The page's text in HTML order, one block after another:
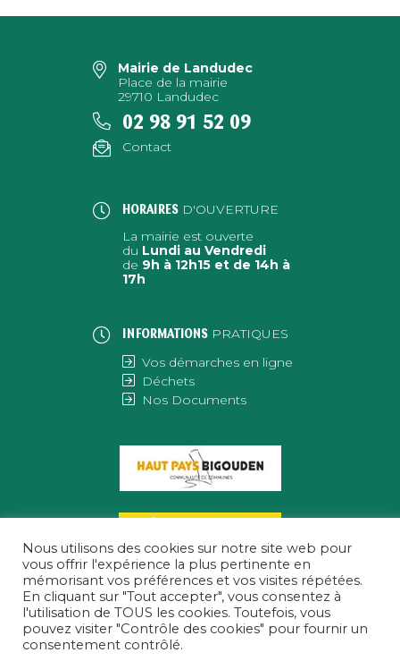
Mairie de Landudec
Place de la mairie
29710 Landudec
02 98 91 52 09
Contact
HORAIRES D'OUVERTURE
La mairie est ouverte
du Lundi au Vendredi
de 9h à 12h15 et de 14h à
17h
INFORMATIONS PRATIQUES
Vos démarches en ligne
Déchets
Nos Documents
Nous utilisons des cookies sur notre site web pour
vous offrir l'expérience la plus pertinente en
mémorisant vos préférences et vos visites répétées.
En cliquant sur "Tout accepter", vous consentez à
l'utilisation de TOUS les cookies. Toutefois, vous
pouvez visiter "Contrôle des cookies" pour fournir un
consentement contrôlé.